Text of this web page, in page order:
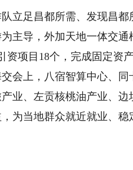
足昌都所需、发现昌都
主导，外加天地一体交
资项目18个，完成固定资
会上，八宿智算中心、
业、左贡核桃油产业、
为当地群众就近就业、稳